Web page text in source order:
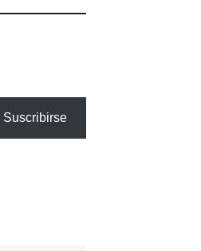
Suscribirse